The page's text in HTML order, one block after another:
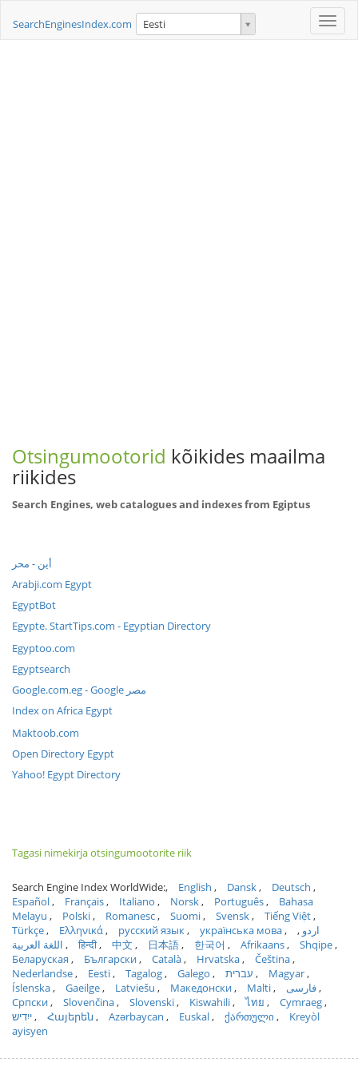
Toggle
SearchEnginesIndex.com Eesti
Otsingumootorid kõikides maailma
riikides
Search Engines, web catalogues and indexes from Egiptus
Arabji.com Egypt
EgyptBot
Egypte. StartTips.com - Egyptian Directory
Egyptoo.com
Egyptsearch
Google.com.eg - Google مصر
Index on Africa Egypt
Maktoob.com
Open Directory Egypt
Yahoo! Egypt Directory
Tagasi nimekirja otsingumootorite riik
Search Engine Index WorldWide: English Dansk
Deutsch
Español
Français Italiano Norsk Português
Bahasa
Melayu
Polski Romanesc Suomi Svensk
Tiếng Việt
Türkçe
Ελληνικά русский язык українська мова
اردو
اللغة العربية
हिन्दी 中文 日本語 한국어 Afrikaans
Shqipe
Беларуская
Български Català Hrvatska
Čeština
Nederlandse
Eesti Tagalog Galego עברית
Magyar
Íslenska
Gaeilge Latviešu Македонски Malti
فارسی
Српски
Slovenčina Slovenski Kiswahili ไทย
Cymraeg
ייִדיש
Հայերեն Azərbaycan Euskal ქართული
Kreyòl
ayisyen